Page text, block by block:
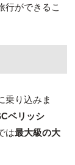
行ができるこ
乗り込みま
ベリッシ
は最大級の大